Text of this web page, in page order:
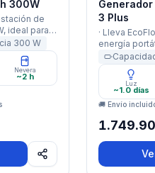
300W
de
ideal para
luz en
como
Con
300 W
Nevera
~2 h
Generador
3 Plus
· Lleva
energía
donde lo
partes! ·
RIVER 3
Capacidad
pronto como
Luz
~1.0 días
🚚 Envío